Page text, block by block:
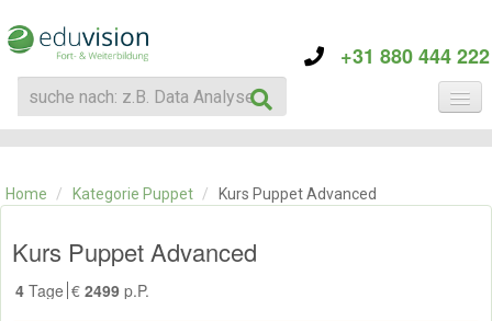
+31 880 444 222
KATEGORIE
ÜBER EDUVISION
Home / Kategorie Puppet / Kurs Puppet Advanced
Kurs Puppet Advanced
4 Tage € 2499 p.P.